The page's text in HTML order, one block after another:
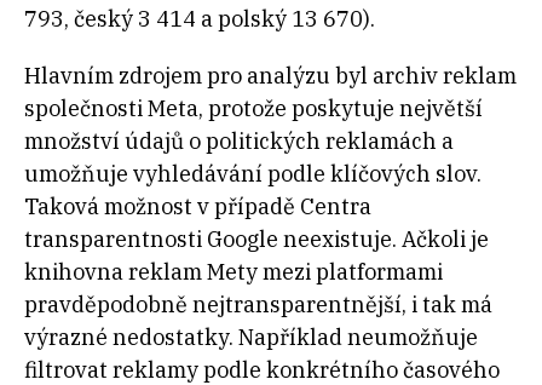
793, český 3 414 a polský 13 670).
Hlavním zdrojem pro analýzu byl archiv reklam
společnosti Meta, protože poskytuje největší
množství údajů o politických reklamách a
umožňuje vyhledávání podle klíčových slov.
Taková možnost v případě Centra
transparentnosti Google neexistuje. Ačkoli je
knihovna reklam Mety mezi platformami
pravděpodobně nejtransparentnější, i tak má
výrazné nedostatky. Například neumožňuje
filtrovat reklamy podle konkrétního časového